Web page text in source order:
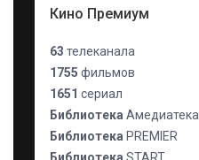
Кино Премиум
63 телеканала
1755 фильмов
1651 сериал
Библиотека Амедиатека
Библиотека PREMIER